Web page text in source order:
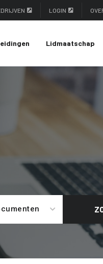
LOGIN
Lidmaatschap